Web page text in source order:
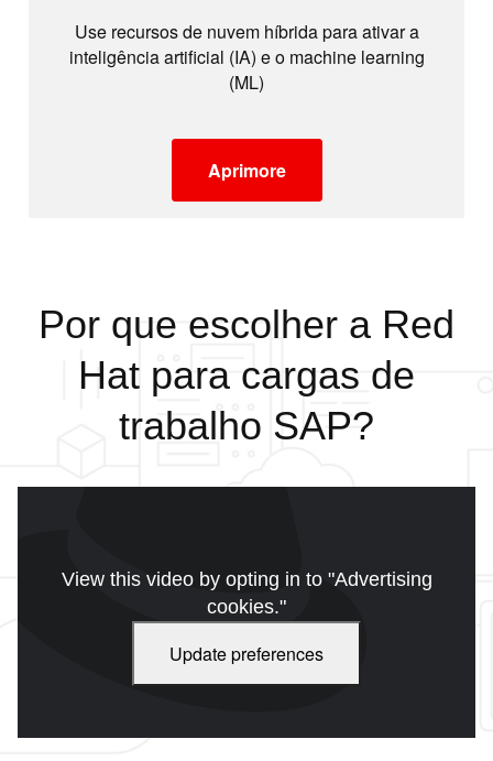
Use recursos de nuvem híbrida para ativar a
inteligência artificial (IA) e o machine learning
(ML)
Aprimore
Por que escolher a Red
Hat para cargas de
trabalho SAP?
View this video by opting in to "Advertising
cookies."
Update preferences